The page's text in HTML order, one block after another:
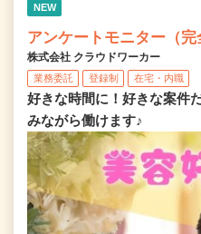
NEW
アンケートモニター（完
株式会社 クラウドワーカー
業務委託 登録制 在宅・内職
好きな時間に！好きな案件
みながら働けます♪